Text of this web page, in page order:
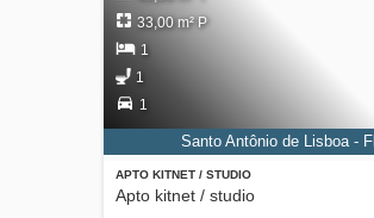
APTO KITNET / STUDIO
Apto kitnet / studio
33,00 m² P
1
1
1
Santo Antônio de Lisboa -